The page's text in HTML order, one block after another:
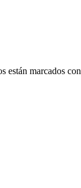
están marcados con